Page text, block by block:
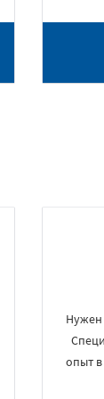
Нужен
опыт